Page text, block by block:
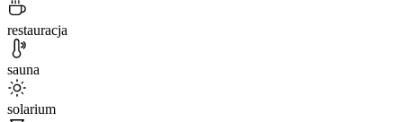
restauracja
sauna
solarium